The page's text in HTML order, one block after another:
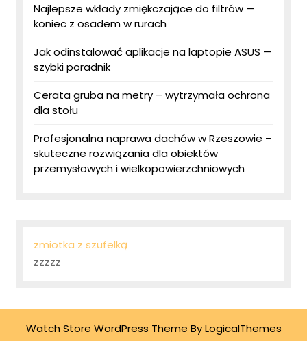
Najlepsze wkłady zmiękczające do filtrów —
koniec z osadem w rurach
Jak odinstalować aplikacje na laptopie ASUS —
szybki poradnik
Cerata gruba na metry – wytrzymała ochrona
dla stołu
Profesjonalna naprawa dachów w Rzeszowie –
skuteczne rozwiązania dla obiektów
przemysłowych i wielkopowierzchniowych
zmiotka z szufelką
zzzzz
Watch Store WordPress Theme By LogicalThemes